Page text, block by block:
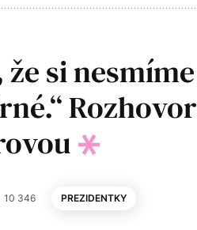
si nesmíme
Rozhovor
10 346 PREZIDENTKY